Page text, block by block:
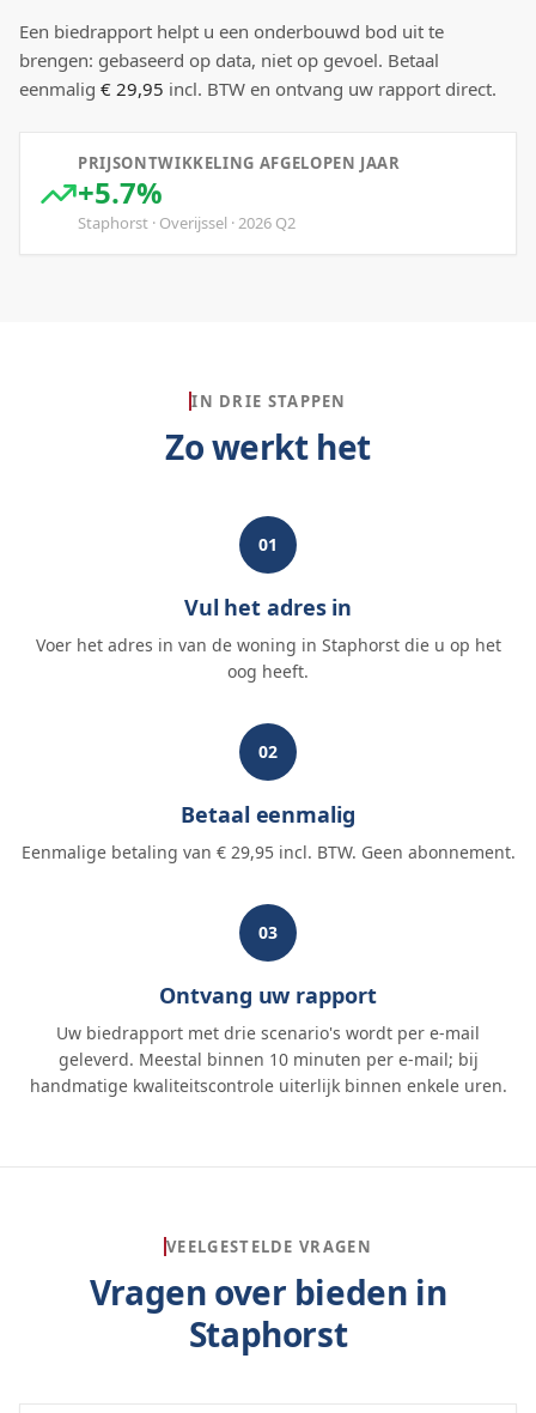
Een biedrapport helpt u een onderbouwd bod uit te
brengen: gebaseerd op data, niet op gevoel. Betaal
eenmalig € 29,95 incl. BTW en ontvang uw rapport direct.
PRIJSONTWIKKELING AFGELOPEN JAAR
+5.7%
Staphorst · Overijssel ·2026 Q2
IN DRIE STAPPEN
Zo werkt het
01
Vul het adres in
Voer het adres in van de woning in Staphorst die u op het
oog heeft.
02
Betaal eenmalig
Eenmalige betaling van € 29,95 incl. BTW. Geen abonnement.
03
Ontvang uw rapport
Uw biedrapport met drie scenario's wordt per e-mail
geleverd. Meestal binnen 10 minuten per e-mail; bij
handmatige kwaliteitscontrole uiterlijk binnen enkele uren.
VEELGESTELDE VRAGEN
Vragen over bieden in
Staphorst